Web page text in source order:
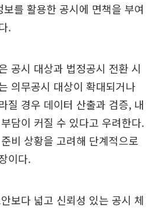
를 활용한 공시에 면책을 부여
.
공시 대상과 법정공시 전환 시
의무공시 대상이 확대되거나
질 경우 데이터 산출과 검증, 내
담이 커질 수 있다고 우려한다.
비 상황을 고려해 단계적으로
이다.
보다 넓고 신뢰성 있는 공시 체